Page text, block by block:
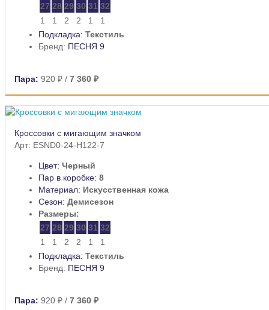
27 28 29 30 31 32
1
1 2 2 1
1
Подкладка: Текстиль
Бренд: ПЕСНЯ 9
Пара: 920 ₽ / 7 360 ₽
Кроссовки с мигающим значком
Арт: ESND0-24-H122-7
Цвет: Черный
Пар в коробке: 8
Материал: Искусственная кожа
Сезон: Демисезон
Размеры:
27 28 29 30 31 32
1
1 2 2 1
1
Подкладка: Текстиль
Бренд: ПЕСНЯ 9
Пара: 920 ₽ / 7 360 ₽